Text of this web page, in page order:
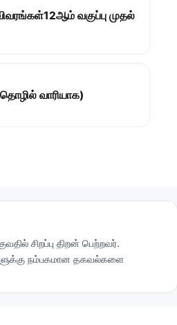
வகுப்பு முதல்
வாரியாக)
சிறப்பு திறன் பெற்றவர்.
நம்பகமான தகவல்களை